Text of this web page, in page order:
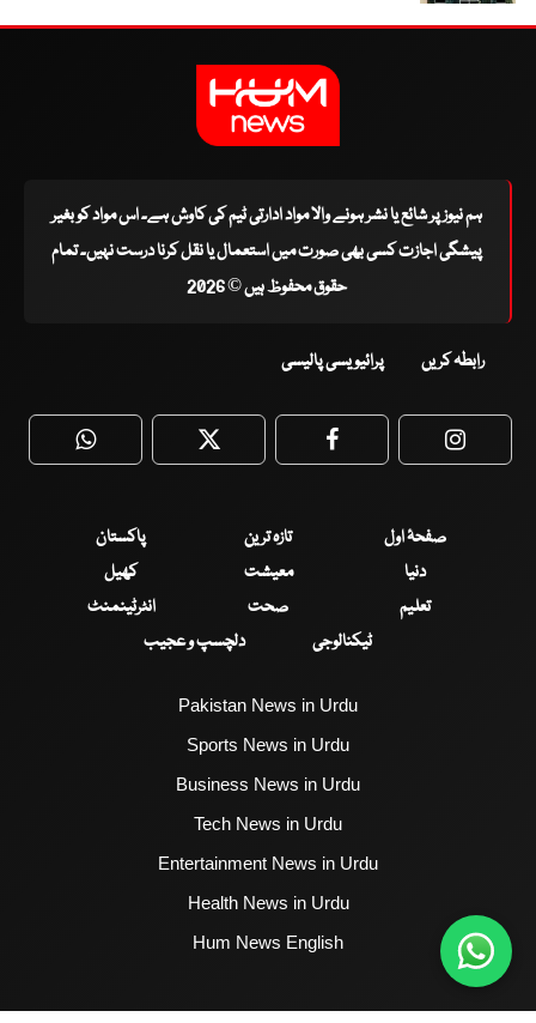
ہم نیوز پر شائع یا نشر ہونے والا مواد ادارتی ٹیم کی کاوش ہے۔ اس مواد کو بغیر
پیشگی اجازت کسی بھی صورت میں استعمال یا نقل کرنا درست نہیں۔ تمام
حقوق محفوظ ہیں © 2026
رابطہ کریں پرائیویسی پالیسی
WhatsApp Twitter Facebook
صفحۂ اول تازہ ترین
پاکستان
دنیا
معیشت
کھیل
تعلیم
صحت
انٹرٹینمنٹ
ٹیکنالوجی
دلچسپ و عجیب
Pakistan News in Urdu
Sports News in Urdu
Business News in Urdu
Tech News in Urdu
Entertainment News in Urdu
Health News in Urdu
Hum News English